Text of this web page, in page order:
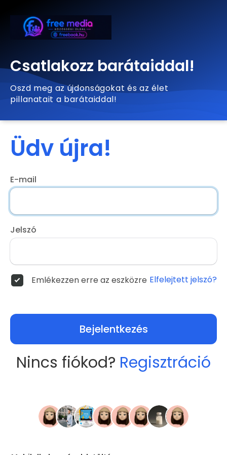
Csatlakozz barátaiddal!
Oszd meg az újdonságokat és az élet
pillanatait a barátaiddal!
Üdv újra!
E-mail
Jelszó
Emlékezzen erre az eszközre Elfelejtett jelszó?
Bejelentkezés
Nincs fiókod? Regisztráció